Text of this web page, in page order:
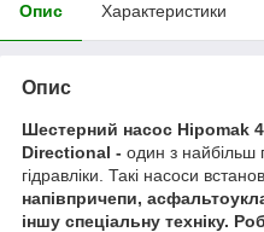
Опис Характеристики
Опис
Шестерний насос Hipomak
Directional - один з найбільш
гідравліки. Такі насоси
напівпричепи,
іншу спеціальну техніку.